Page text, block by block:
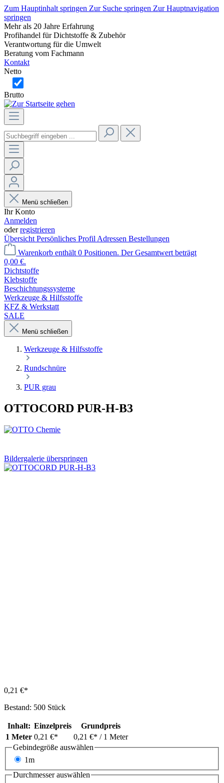
Zum Hauptinhalt springen Zur Suche springen Zur Hauptnavigation
springen
Mehr als 20 Jahre Erfahrung
Profihandel für Dichtstoffe & Zubehör
Verantwortung für die Umwelt
Beratung vom Fachmann
Kontakt
Netto
Brutto
Menü schließen
Ihr Konto
Anmelden
oderregistrieren
Übersicht Persönliches Profil Adressen Bestellungen
Warenkorb enthält 0 Positionen. Der Gesamtwert beträgt
0,00 €.
Dichtstoffe
Klebstoffe
Beschichtungssysteme
Werkzeuge & Hilfsstoffe
KFZ & Werkstatt
SALE
Menü schließen
Werkzeuge & Hilfsstoffe
Rundschnüre
PUR grau
OTTOCORD PUR-H-B3
Bildergalerie überspringen
0,21 €*
Bestand: 500 Stück
Inhalt: Einzelpreis
Grundpreis
1 Meter 0,21 €* 0,21 €* / 1 Meter
Gebindegröße auswählen
1m
Durchmesserauswählen